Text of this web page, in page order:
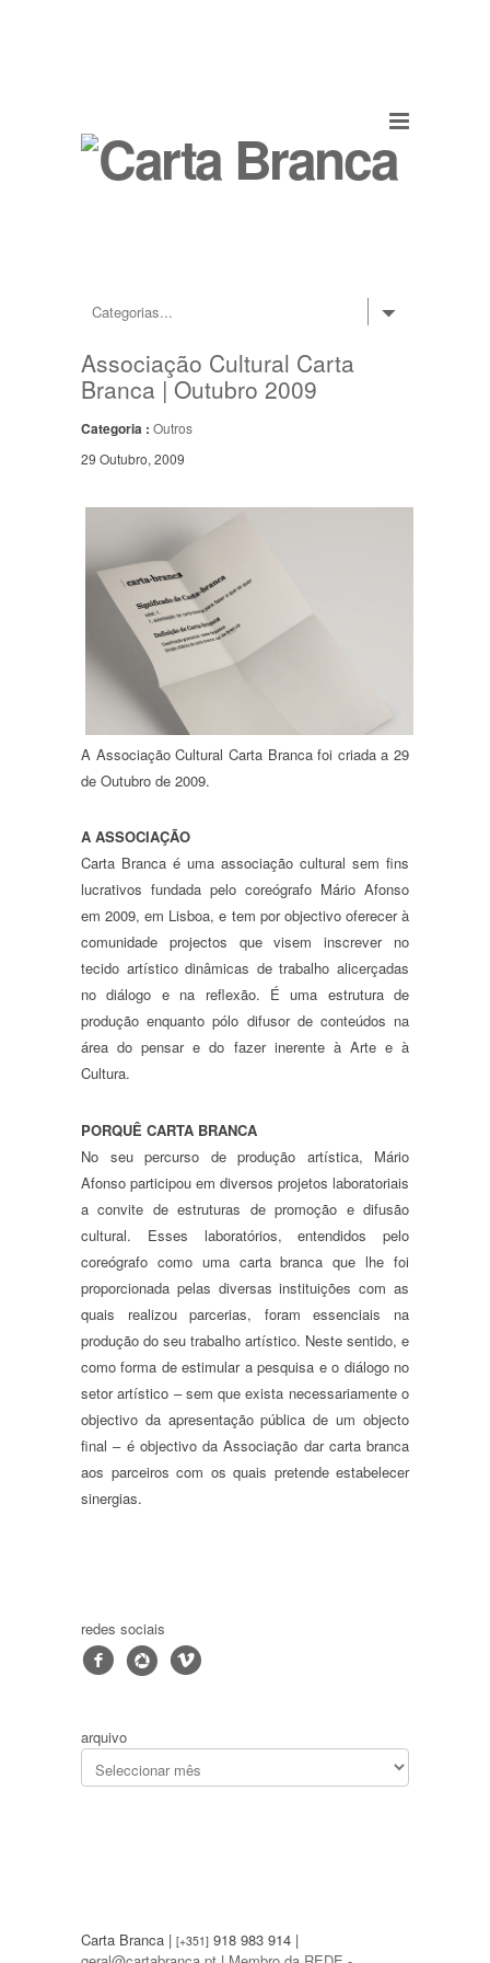
Associação Cultural Carta
Branca | Outubro 2009
Categoria : Outros
29 Outubro, 2009
A Associação Cultural Carta Branca foi criada a 29
de Outubro de 2009.
A ASSOCIAÇÃO
Carta Branca é uma associação cultural sem fins
lucrativos fundada pelo coreógrafo Mário Afonso
em 2009, em Lisboa, e tem por objectivo oferecer à
comunidade projectos que visem inscrever no
tecido artístico dinâmicas de trabalho alicerçadas
no diálogo e na reflexão. É uma estrutura de
produção enquanto pólo difusor de conteúdos na
área do pensar e do fazer inerente à Arte e à
Cultura.
PORQUÊ CARTA BRANCA
No seu percurso de produção artística, Mário
Afonso participou em diversos projetos laboratoriais
a convite de estruturas de promoção e difusão
cultural. Esses laboratórios, entendidos pelo
coreógrafo como uma carta branca que lhe foi
proporcionada pelas diversas instituições com as
quais realizou parcerias, foram essenciais na
produção do seu trabalho artístico. Neste sentido, e
como forma de estimular a pesquisa e o diálogo no
setor artístico – sem que exista necessariamente o
objectivo da apresentação pública de um objecto
final – é objectivo da Associação dar carta branca
aos parceiros com os quais pretende estabelecer
sinergias.
redes sociais
f 4 v
arquivo
Carta Branca | [+351] 918 983 914 |